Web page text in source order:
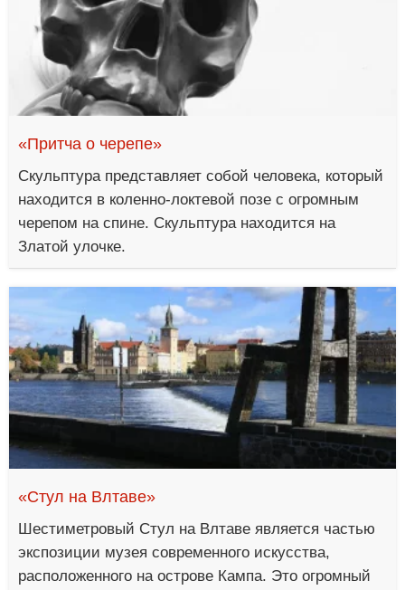
«Притча о черепе»
Скульптура представляет собой человека, который
находится в коленно-локтевой позе с огромным
черепом на спине. Скульптура находится на
Златой улочке.
«Стул на Влтаве»
Шестиметровый Стул на Влтаве является частью
экспозиции музея современного искусства,
расположенного на острове Кампа. Это огромный